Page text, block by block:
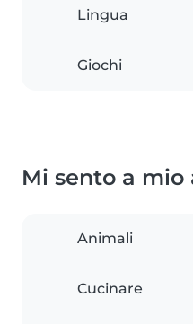
Lingua
Giochi
Mi sento a mio
Animali
Cucinare